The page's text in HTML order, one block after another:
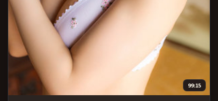
99:15